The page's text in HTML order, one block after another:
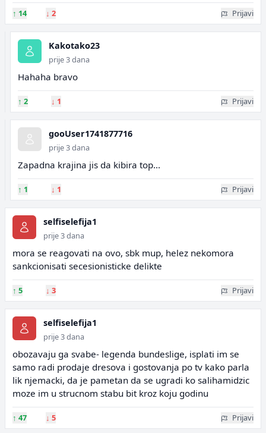
↑ 14 ↓ 2 Prijavi
Kakotako23
prije 3 dana
Hahaha bravo
↑ 2 ↓ 1 Prijavi
gooUser1741877716
prije 3 dana
Zapadna krajina jis da kibira top...
↑ 1 ↓ 1 Prijavi
selfiselefija1
prije 3 dana
mora se reagovati na ovo, sbk mup, helez nekomora
sankcionisati secesionisticke delikte
↑ 5 ↓ 3 Prijavi
selfiselefija1
prije 3 dana
obozavaju ga svabe- legenda bundeslige, isplati im se
samo radi prodaje dresova i gostovanja po tv kako parla
lik njemacki, da je pametan da se ugradi ko salihamidzic
moze im u strucnom stabu bit kroz koju godinu
↑ 47 ↓ 5 Prijavi